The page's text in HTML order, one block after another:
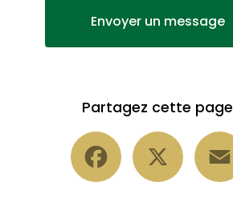
Envoyer un message
Partagez cette page
Facebook